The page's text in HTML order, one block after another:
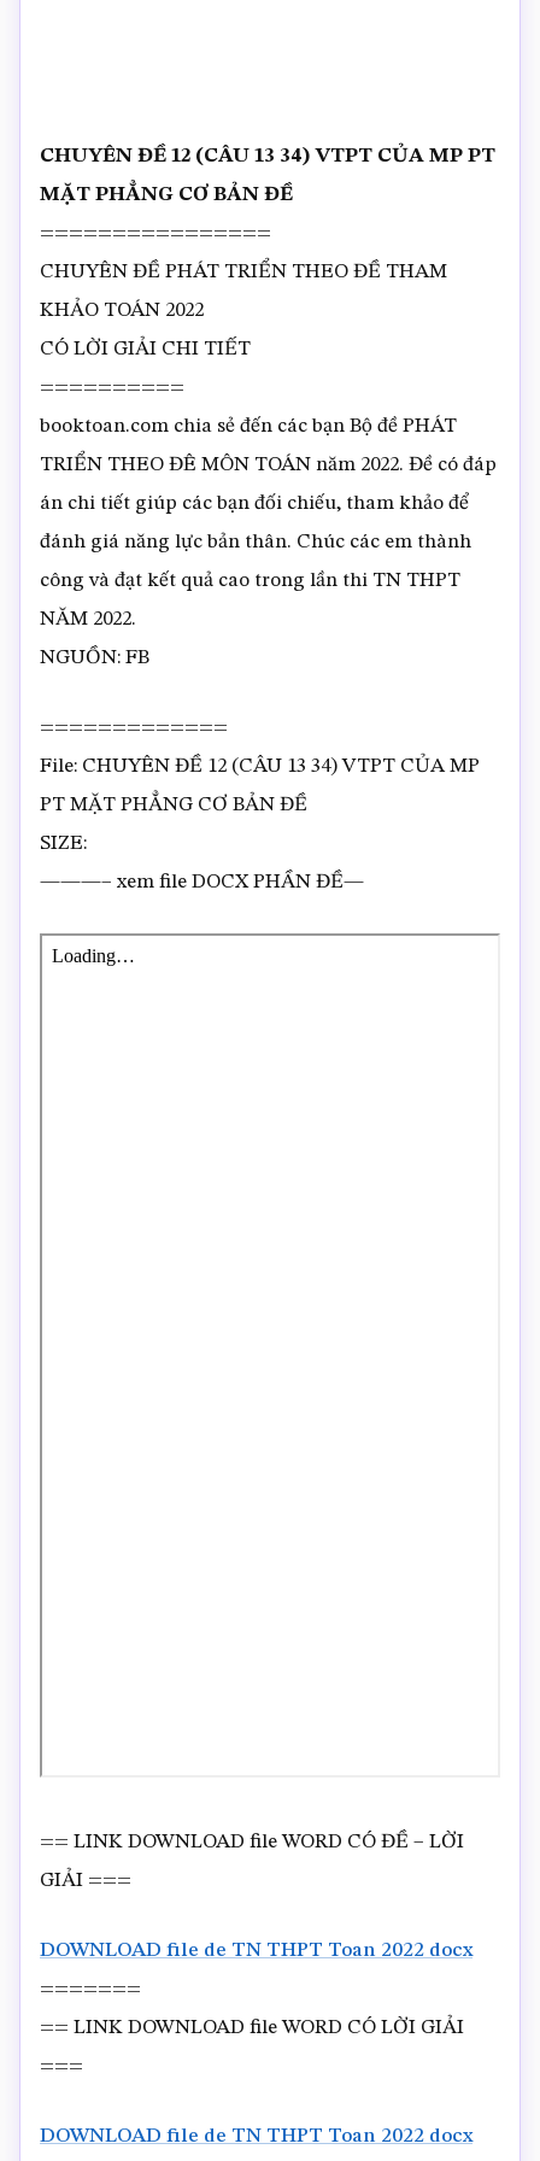
CHUYÊN ĐỀ 12 (CÂU 13 34) VTPT CỦA MP PT
MẶT PHẲNG CƠ BẢN ĐỀ
================
CHUYÊN ĐỀ PHÁT TRIỂN THEO ĐỀ THAM
KHẢO TOÁN 2022
CÓ LỜI GIẢI CHI TIẾT
==========
booktoan.com chia sẻ đến các bạn Bộ đề PHÁT
TRIỂN THEO ĐÊ MÔN TOÁN năm 2022. Đề có đáp
án chi tiết giúp các bạn đối chiếu, tham khảo để
đánh giá năng lực bản thân. Chúc các em thành
công và đạt kết quả cao trong lần thi TN THPT
NĂM 2022.
NGUỒN: FB
=============
File: CHUYÊN ĐỀ 12 (CÂU 13 34) VTPT CỦA MP
PT MẶT PHẲNG CƠ BẢN ĐỀ
SIZE:
———– xem file DOCX PHẦN ĐỀ—
== LINK DOWNLOAD file WORD CÓ ĐỀ – LỜI
GIẢI ===
DOWNLOAD file de TN THPT Toan 2022 docx
=======
== LINK DOWNLOAD file WORD CÓ LỜI GIẢI
===
DOWNLOAD file de TN THPT Toan 2022 docx